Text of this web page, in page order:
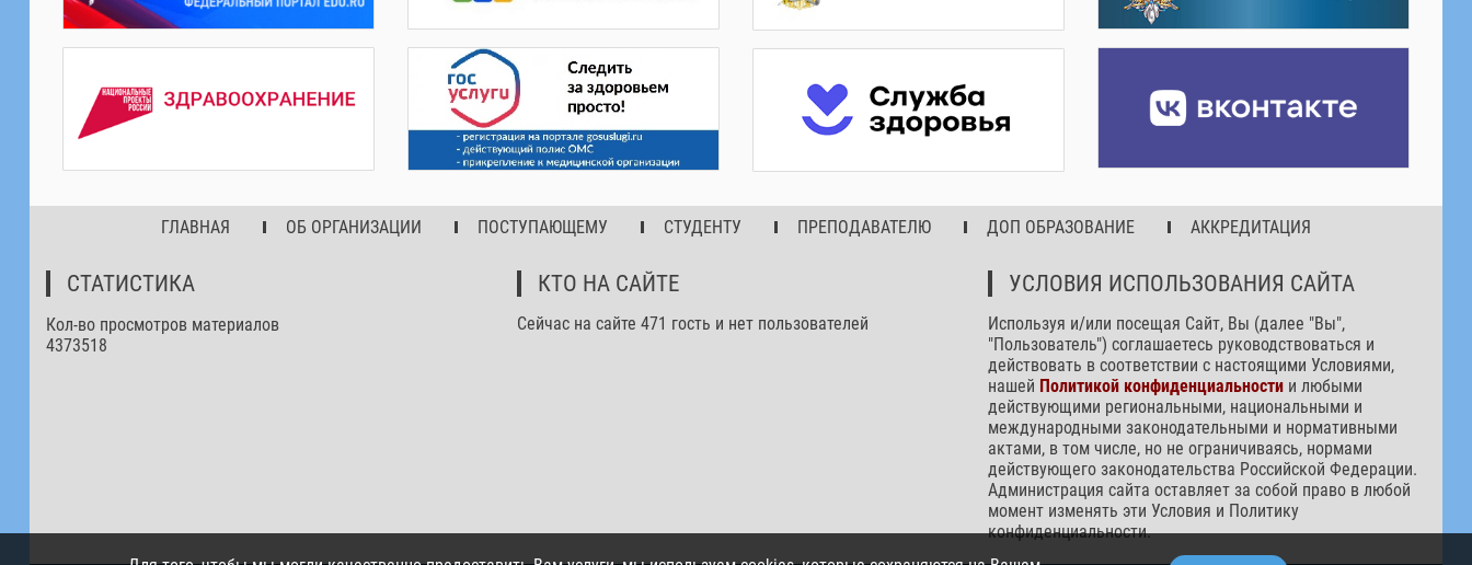
ГЛАВНАЯ ОБ ОРГАНИЗАЦИИ ПОСТУПАЮЩЕМУ СТУДЕНТУ ПРЕПОДАВАТЕЛЮ ДОП ОБРАЗОВАНИЕ АККРЕДИТАЦИЯ
СТАТИСТИКА
Кол-во просмотров материалов
4373518
КТО НА САЙТЕ
Сейчас на сайте 471 гость и нет пользователей
УСЛОВИЯ ИСПОЛЬЗОВАНИЯ САЙТА
Используя и/или посещая Сайт, Вы (далее "Вы",
"Пользователь") соглашаетесь руководствоваться и
действовать в соответствии с настоящими Условиями,
нашей Политикой конфиденциальности и любыми
действующими региональными, национальными и
международными законодательными и нормативными
актами, в том числе, но не ограничиваясь, нормами
действующего законодательства Российской Федерации.
Администрация сайта оставляет за собой право в любой
момент изменять эти Условия и Политику
конфиденциальности.